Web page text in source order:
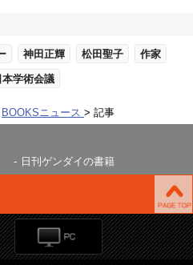
神田正輝 松田聖子 作家
本学術会議
BOOKSニュース 記事
日刊ゲンダイの書籍